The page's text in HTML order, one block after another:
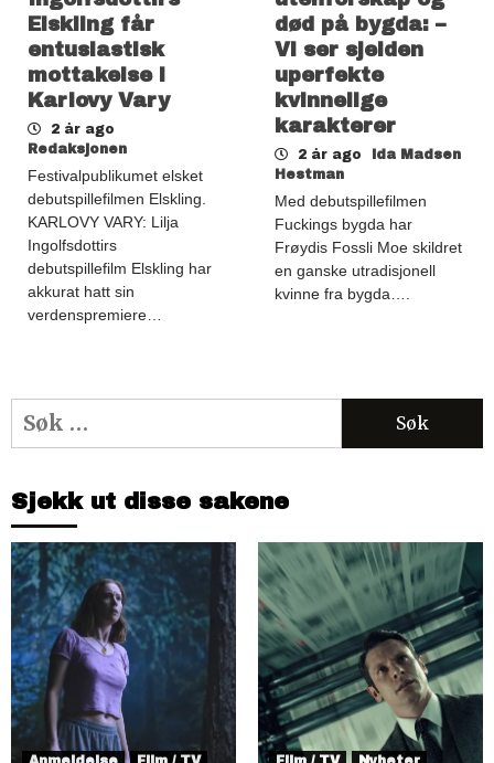
Elskling får
entusiastisk
mottakelse i
Karlovy Vary
2 år ago
Redaksjonen
Festivalpublikumet elsket
debutspillefilmen Elskling.
KARLOVY VARY: Lilja
Ingolfsdottirs
debutspillefilm Elskling har
akkurat hatt sin
verdenspremiere…
død på bygda: –
Vi ser sjelden
uperfekte
kvinnelige
karakterer
2 år ago
Ida Madsen
Hestman
Med debutspillefilmen
Fuckings bygda har
Frøydis Fossli Moe skildret
en ganske utradisjonell
kvinne fra bygda….
Søk
etter:
Sjekk ut disse sakene